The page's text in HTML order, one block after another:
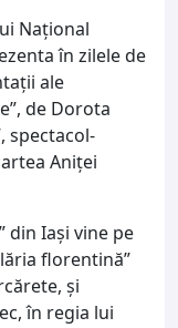
Naţional
în zilele de
ale
de Dorota
spectacol-
Aniței
din Iași vine pe
florentină”
și
în regia lui